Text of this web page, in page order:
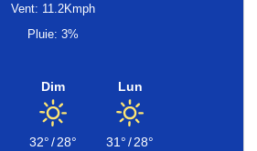
Vent: 11.2Kmph
Pluie: 3%
Dim
32°/28°
Lun
31°/28°